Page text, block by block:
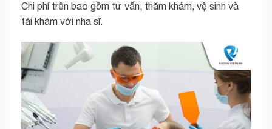
Chi phí trên bao gồm tư vấn, thăm khám, vệ sinh và
tái khám với nha sĩ.